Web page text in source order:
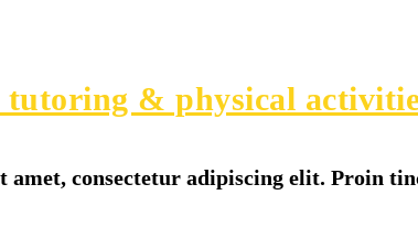
tutoring & physical
consectetur adipiscing elit. Proin